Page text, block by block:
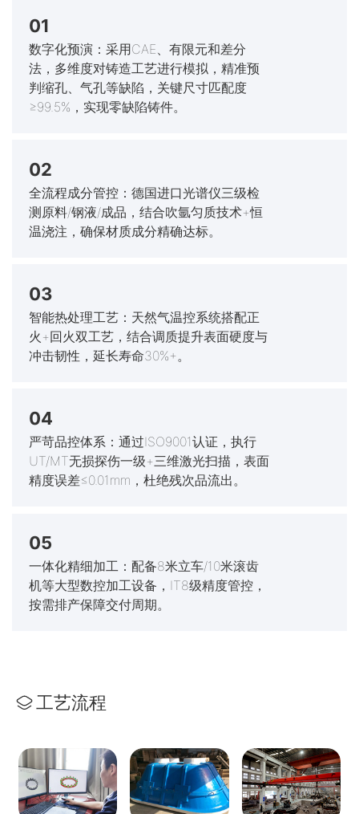
01
数字化预演：采用CAE、有限元和差分
法，多维度对铸造工艺进行模拟，精准预
判缩孔、气孔等缺陷，关键尺寸匹配度
≥99.5%，实现零缺陷铸件。
02
全流程成分管控：德国进口光谱仪三级检
测原料/钢液/成品，结合吹氩匀质技术+恒
温浇注，确保材质成分精确达标。
03
智能热处理工艺：天然气温控系统搭配正
火+回火双工艺，结合调质提升表面硬度与
冲击韧性，延长寿命30%+。
04
严苛品控体系：通过ISO9001认证，执行
UT/MT无损探伤一级+三维激光扫描，表面
精度误差≤0.01mm，杜绝残次品流出。
05
一体化精细加工：配备8米立车/10米滚齿
机等大型数控加工设备，IT8级精度管控，
按需排产保障交付周期。
工艺流程